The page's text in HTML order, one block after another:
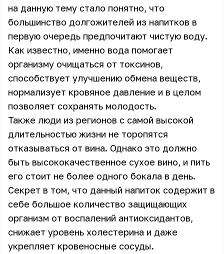
на данную тему стало понятно, что
большинство долгожителей из напитков в
первую очередь предпочитают чистую воду.
Как известно, именно вода помогает
организму очищаться от токсинов,
способствует улучшению обмена веществ,
нормализует кровяное давление и в целом
позволяет сохранять молодость.
Также люди из регионов с самой высокой
длительностью жизни не торопятся
отказываться от вина. Однако это должно
быть высококачественное сухое вино, и пить
его стоит не более одного бокала в день.
Секрет в том, что данный напиток содержит в
себе большое количество защищающих
организм от воспалений антиоксидантов,
снижает уровень холестерина и даже
укрепляет кровеносные сосуды.